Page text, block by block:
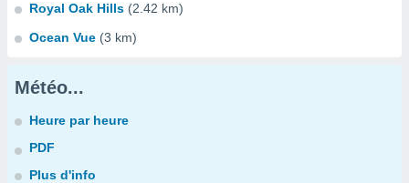
Royal Oak Hills (2.42 km)
Ocean Vue (3 km)
Météo...
Heure par heure
PDF
Plus d'info